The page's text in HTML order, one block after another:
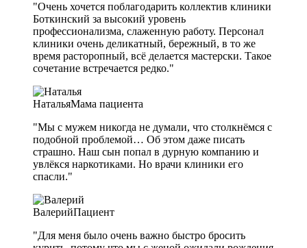
"Очень хочется поблагодарить коллектив клиники
Боткинский за высокий уровень
профессионализма, слаженную работу. Персонал
клиники очень деликатный, бережный, в то же
время расторопный, всё делается мастерски. Такое
сочетание встречается редко."
НатальяМама пациента
"Мы с мужем никогда не думали, что столкнёмся с
подобной проблемой… Об этом даже писать
страшно. Наш сын попал в дурную компанию и
увлёкся наркотиками. Но врачи клиники его
спасли."
ВалерийПациент
"Для меня было очень важно быстро бросить